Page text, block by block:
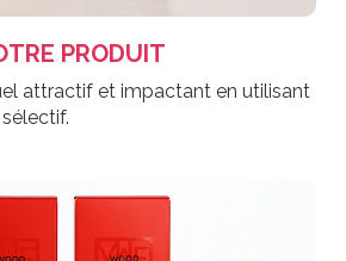
PRODUIT
attractif et impactant en utilisant